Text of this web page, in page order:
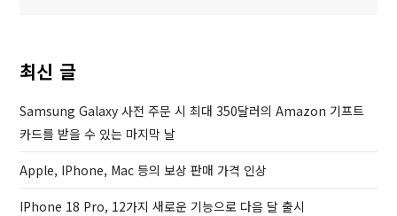
s
P
o
s
t
최신 글
Samsung Galaxy 사전 주문 시 최대 350달러의 Amazon 기프트
카드를 받을 수 있는 마지막 날
Apple, IPhone, Mac 등의 보상 판매 가격 인상
IPhone 18 Pro, 12가지 새로운 기능으로 다음 달 출시